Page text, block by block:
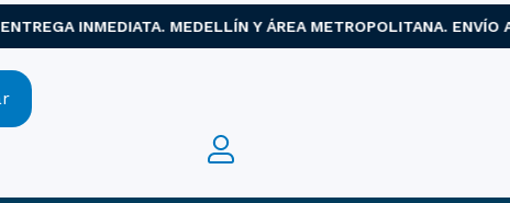
INMEDIATA. MEDELLÍN Y ÁREA METROPOLITANA. ENVÍO A